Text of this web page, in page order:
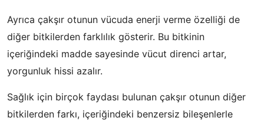
Ayrıca çakşır otunun vücuda enerji verme özelliği de
diğer bitkilerden farklılık gösterir. Bu bitkinin
içeriğindeki madde sayesinde vücut direnci artar,
yorgunluk hissi azalır.
Sağlık için birçok faydası bulunan çakşır otunun diğer
bitkilerden farkı, içeriğindeki benzersiz bileşenlerle